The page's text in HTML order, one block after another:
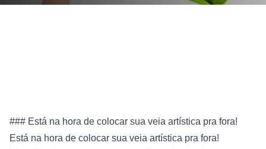
### Está na hora de colocar sua veia artística pra fora!
Está na hora de colocar sua veia artística pra fora!